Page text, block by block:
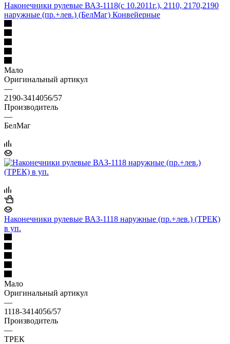
Наконечники рулевые ВАЗ-1118(с 10.2011г.), 2110, 2170,2190
наружные (пр.+лев.) (БелМаг) Конвейерные
Мало
Оригинальный артикул
—
2190-3414056/57
Производитель
—
БелМаг
Наконечники рулевые ВАЗ-1118 наружные (пр.+лев.) (ТРЕК)
в уп.
Мало
Оригинальный артикул
—
1118-3414056/57
Производитель
—
ТРЕК